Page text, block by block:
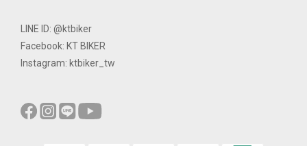
LINE ID: @ktbiker
Facebook: KT BIKER
Instagram: ktbiker_tw